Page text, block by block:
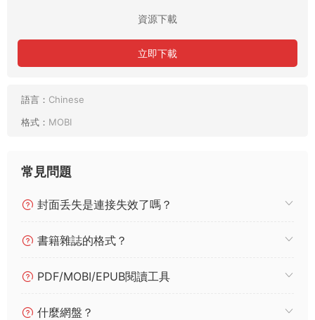
資源下載
立即下載
語言： Chinese
格式： MOBI
常見問題
封面丢失是連接失效了嗎？
書籍雜誌的格式？
PDF/MOBI/EPUB閱讀工具
什麼網盤？